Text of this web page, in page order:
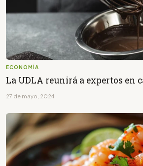
ECONOMÍA
La UDLA reunirá a expertos en
27 de mayo, 2024